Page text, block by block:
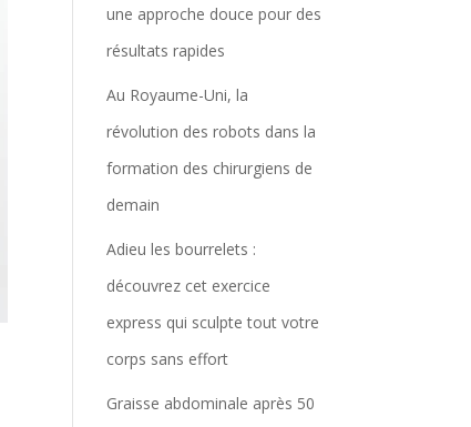
une approche douce pour des
résultats rapides
Au Royaume-Uni, la
révolution des robots dans la
formation des chirurgiens de
demain
Adieu les bourrelets :
découvrez cet exercice
express qui sculpte tout votre
corps sans effort
Graisse abdominale après 50